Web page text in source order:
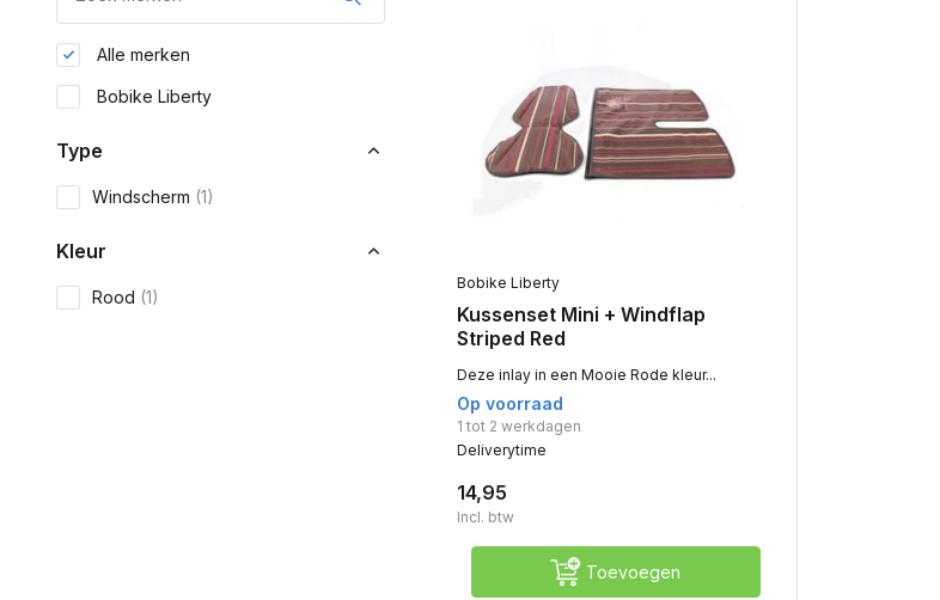
Alle merken
Bobike Liberty
Type
Windscherm (1)
Kleur
Rood (1)
Bobike Liberty
Kussenset Mini + Windflap
Striped Red
Deze inlay in een Mooie Rode kleur...
Op voorraad
1 tot 2 werkdagen
Deliverytime
14,95
Incl. btw
Toevoegen